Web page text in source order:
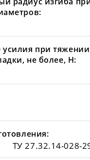
при
не более, Н:
ТУ 27.32.14-028-